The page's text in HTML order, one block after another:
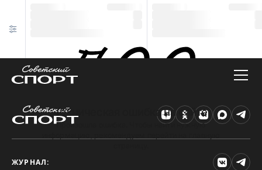
Техническая ошибка на сайте
Произошла ошибка. Чтобы найти нужную
ЖУРНАЛ: